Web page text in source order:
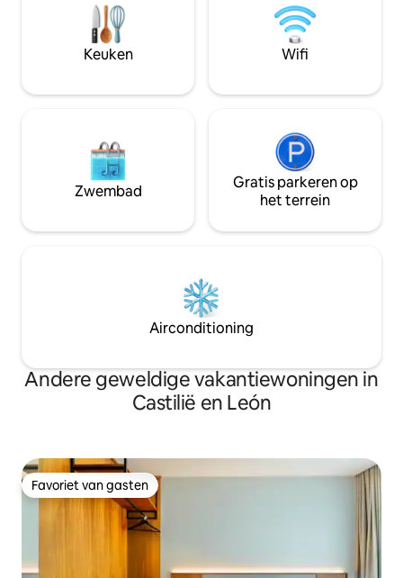
een spectaculair uitzicht op de Tietar-
terrassen nu bevolkt door eiken,
kastanje en aardbeibomen.
Zomerkeuken
houtgestookte
zwembad met
Fonteinen,
Keuken Wifi
Zwembad
Gratis parkeren op
het terrein
Airconditioning
Andere geweldige vakantiewoningen in
Castilië en León
Favoriet van gasten
Favoriet van gasten